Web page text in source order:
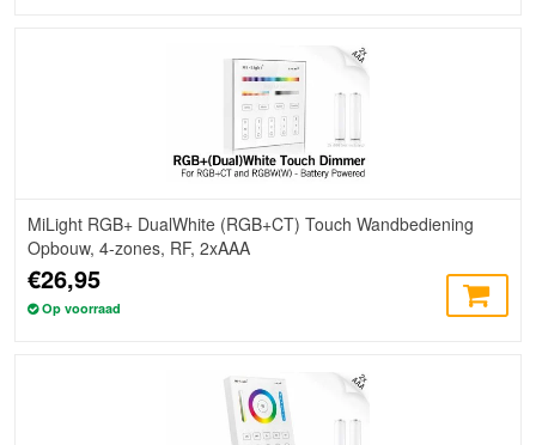
MiLight RGB+ DualWhite (RGB+CT) Touch Wandbediening
Opbouw, 4-zones, RF, 2xAAA
€26,95
Op voorraad